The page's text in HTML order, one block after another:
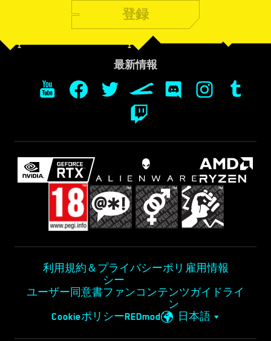
登録
最新情報
利用規約＆プライバシーポリ
シー
雇用情報
ユーザー同意書ファンコンテンツガイドライ
ン
CookieポリシーREDmod 日本語